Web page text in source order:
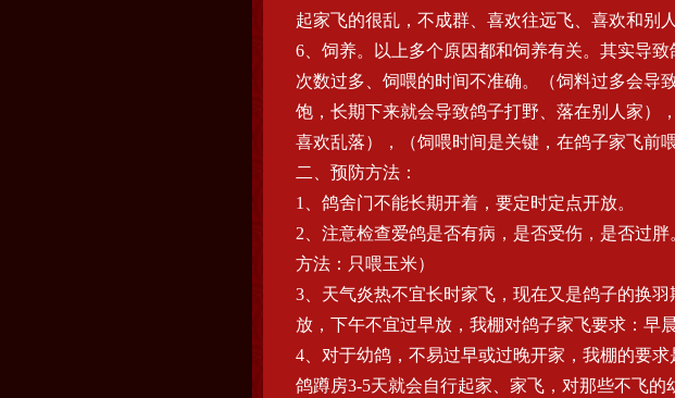
起家飞的很乱，不成群、喜欢往远飞、喜欢和别
6、饲养。以上多个原因都和饲养有关。其实导
次数过多、饲喂的时间不准确。（饲料过多会导
饱，长期下来就会导致鸽子打野、落在别人家）
喜欢乱落），（饲喂时间是关键，在鸽子家飞前
二、预防方法：
1、鸽舍门不能长期开着，要定时定点开放。
2、注意检查爱鸽是否有病，是否受伤，是否过
方法：只喂玉米）
3、天气炎热不宜长时家飞，现在又是鸽子的换
放，下午不宜过早放，我棚对鸽子家飞要求：早
4、对于幼鸽，不易过早或过晚开家，我棚的要
鸽蹲房3-5天就会自行起家、家飞，对那些不飞